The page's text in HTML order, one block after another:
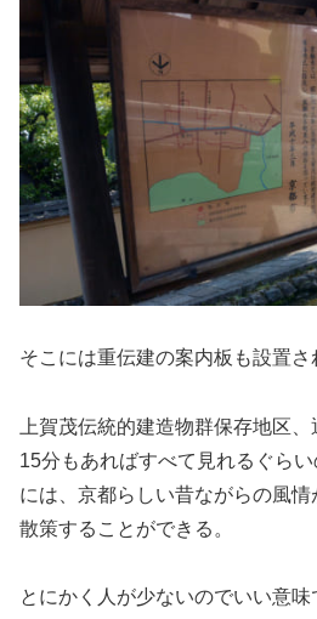
そこには重伝建の案内板も設置さ
上賀茂伝統的建造物群保存地区、
15分もあればすべて見れるぐら
には、京都らしい昔ながらの風
散策することができる。
とにかく人が少ないのでいい意味